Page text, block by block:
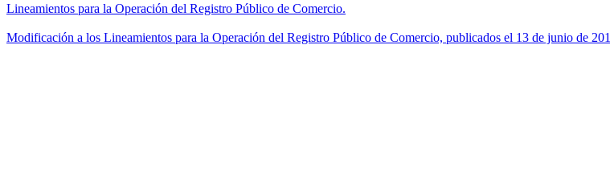
Lineamientos para la Operación del Registro Público de Comercio.
Modificación a los Lineamientos para la Operación del Registro Público de Comercio, publicados el 13 de junio de